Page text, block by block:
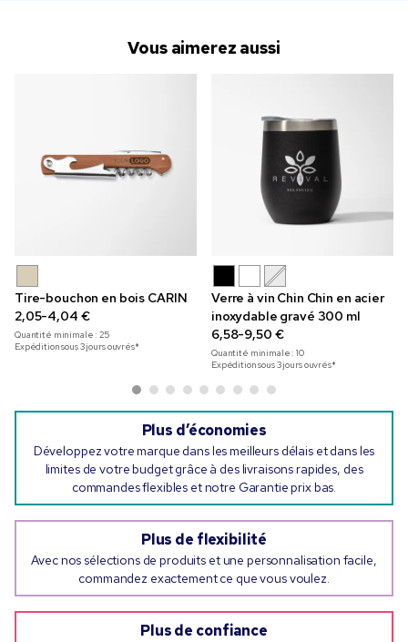
Vous aimerez aussi
Tire-bouchon en bois CARIN
2,05-4,04 €
Quantité minimale :25
Expédition sous 3 jours ouvrés*
Verre à vin Chin Chin en acier
inoxydable gravé 300 ml
6,58-9,50 €
Quantité minimale :10
Expédition sous 3 jours ouvrés*
Plus d’économies
Développez votre marque dans les meilleurs délais et dans les
limites de votre budget grâce à des livraisons rapides, des
commandes flexibles et notre Garantie prix bas.
Plus de flexibilité
Avec nos sélections de produits et une personnalisation facile,
commandez exactement ce que vous voulez.
Plus de confiance